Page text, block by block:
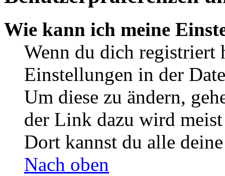
Wie kann ich meine
Wenn du dich registriert
Einstellungen in der
Um diese zu ändern,
der Link dazu wird
Dort kannst du alle
Nach oben